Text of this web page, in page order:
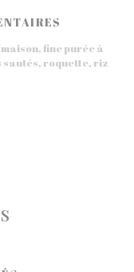
fine purée à
sautés, roquette, riz